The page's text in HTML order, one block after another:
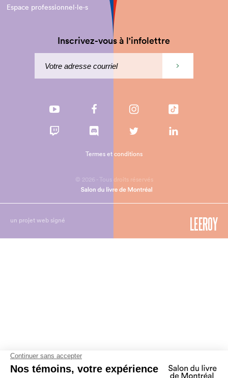
Espace professionnel·le⋅s
Inscrivez-vous à l'infolettre
© 2026 - Tous droits réservés
Termes et conditions
un projet web signé